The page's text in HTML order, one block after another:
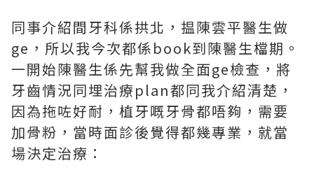
同事介紹間牙科係拱北，揾陳雲平醫生做
ge，所以我今次都係book到陳醫生檔期。
一開始陳醫生係先幫我做全面ge檢查，將
牙齒情況同埋治療plan都同我介紹清楚，
因為拖咗好耐，植牙嘅牙骨都唔夠，需要
加骨粉，當時面診後覺得都幾專業，就當
場決定治療：